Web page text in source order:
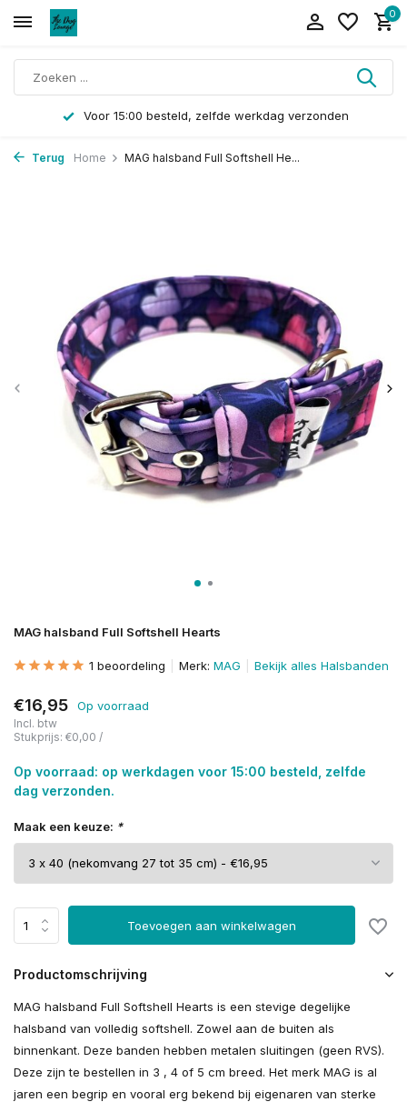
0
Voor 15:00 besteld, zelfde werkdag verzonden
Terug Home MAG halsband Full Softshell He...
MAG halsband Full Softshell Hearts
1 beoordeling Merk: MAG Bekijk alles Halsbanden
€16,95 Op voorraad
Incl. btw
Stukprijs: €0,00 /
Op voorraad: op werkdagen voor 15:00 besteld, zelfde
dag verzonden.
Maak een keuze: *
Toevoegen aan winkelwagen
Productomschrijving
MAG halsband Full Softshell Hearts is een stevige degelijke
halsband van volledig softshell. Zowel aan de buiten als
binnenkant. Deze banden hebben metalen sluitingen (geen RVS).
Deze zijn te bestellen in 3 , 4 of 5 cm breed. Het merk MAG is al
jaren een begrip en vooral erg bekend bij eigenaren van sterke